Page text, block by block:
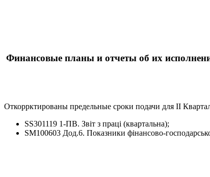
Финансовые планы и отчеты об их
Откоррктированы предельные сроки подачи для ІІ
SS301119 1-ПВ. Звіт з праці (квартальна);
SM100603 Дод.6. Показники фінансово-